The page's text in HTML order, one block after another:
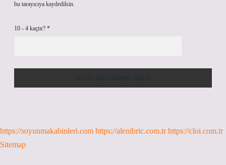
bu tarayıcıya kaydedilsin.
10 - 4 kaçtır? *
https://soyunmakabinleri.com https://alenibric.com.tr https://cloi.com.tr
Sitemap